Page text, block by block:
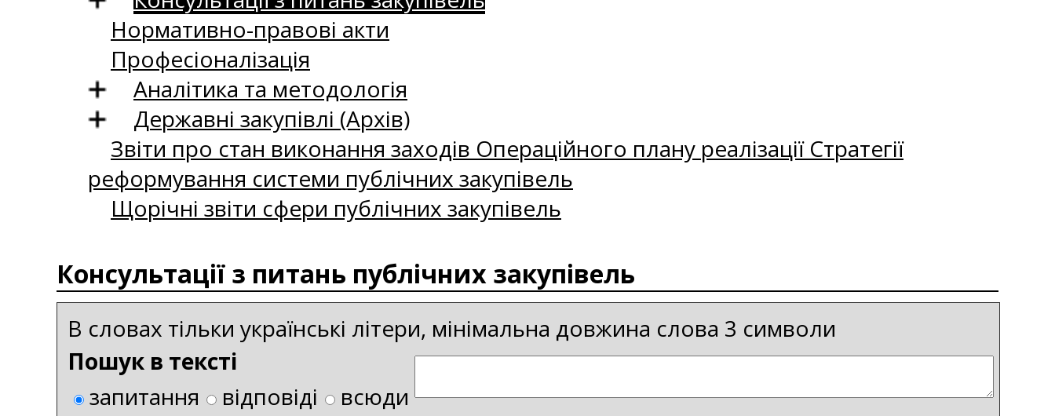
Нормативно-правові акти
Професіоналізація
Аналітика та методологія
Державні закупівлі (Архів)
Звіти про стан виконання заходів Операційного плану реалізації Стратегії
реформування системи публічних закупівель
Щорічні звіти сфери публічних закупівель
Консультації з питань публічних закупівель
В словах тільки українські літери, мінімальна довжина слова 3 символи
Пошук в тексті
запитання
відповіді
всюди